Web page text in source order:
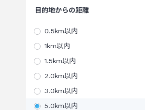
目的地からの距離
0.5km以内
1km以内
1.5km以内
2.0km以内
3.0km以内
5.0km以内